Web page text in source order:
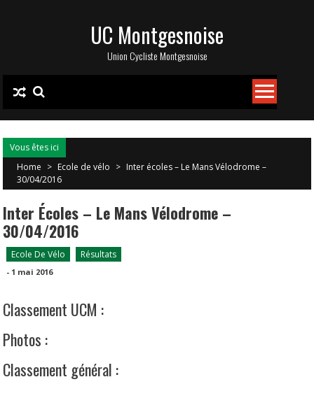
UC Montgesnoise
Union Cycliste Montgesnoise
Vous êtes ici
Home > Ecole de vélo > Inter écoles – Le Mans Vélodrome –
30/04/2016
Inter Écoles – Le Mans Vélodrome –
30/04/2016
Ecole De Vélo Résultats
- 1 mai 2016
Classement UCM :
Photos :
Classement général :